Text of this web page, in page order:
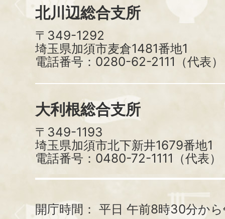
北川辺総合支所
〒349-1292
埼玉県加須市麦倉1481番地1
電話番号：0280-62-2111（代表）
大利根総合支所
〒349-1193
埼玉県加須市北下新井1679番地1
電話番号：0480-72-1111（代表）
開庁時間： 平日 午前8時30分か